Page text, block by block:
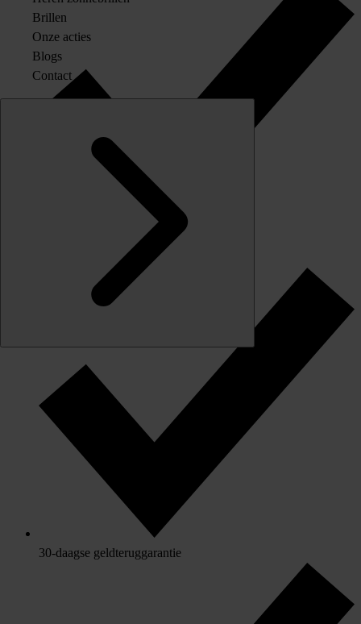
Originele merkglazen op sterkte
30-daagse geldteruggarantie
Brillen
Onze acties
Blogs
Contact